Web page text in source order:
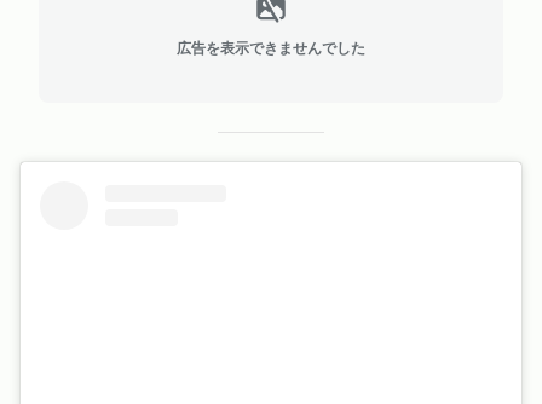
広告を表示できませんでした